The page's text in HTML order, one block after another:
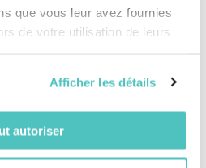
que vous leur avez fournies
de votre utilisation de leurs
Afficher les détails
autoriser